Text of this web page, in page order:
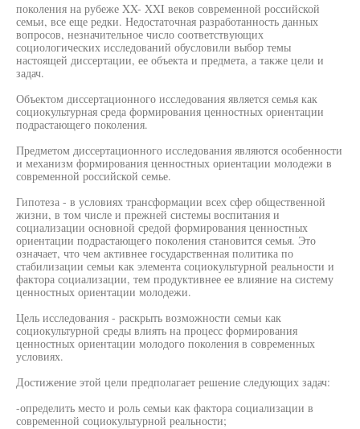
поколения на рубеже XX- XXI веков современной российской
семьи, все еще редки. Недостаточная разработанность данных
вопросов, незначительное число соответствующих
социологических исследований обусловили выбор темы
настоящей диссертации, ее объекта и предмета, а также цели и
задач.
Объектом диссертационного исследования является семья как
социокультурная среда формирования ценностных ориентации
подрастающего поколения.
Предметом диссертационного исследования являются особенности
и механизм формирования ценностных ориентации молодежи в
современной российской семье.
Гипотеза - в условиях трансформации всех сфер общественной
жизни, в том числе и прежней системы воспитания и
социализации основной средой формирования ценностных
ориентации подрастающего поколения становится семья. Это
означает, что чем активнее государственная политика по
стабилизации семьи как элемента социокультурной реальности и
фактора социализации, тем продуктивнее ее влияние на систему
ценностных ориентации молодежи.
Цель исследования - раскрыть возможности семьи как
социокультурной среды влиять на процесс формирования
ценностных ориентации молодого поколения в современных
условиях.
Достижение этой цели предполагает решение следующих задач:
-определить место и роль семьи как фактора социализации в
современной социокультурной реальности;